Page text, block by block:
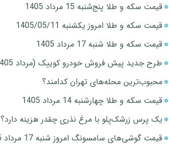
قیمت سکه و طلا پنج‌شنبه 15 مرداد 1405
قیمت سکه و طلا امروز یکشنبه 1405/05/11
قیمت سکه و طلا شنبه 17 مرداد 1405
طرح جدید پیش فروش خودرو کوییک (مرداد 1405)
محبوب‌ترین محله‌های تهران کدامند؟
قیمت سکه و طلا چهارشنبه 14 مرداد 1405
یک پرس زرشک‌پلو با مرغ نذری چقدر هزینه دارد؟
قیمت گوشی‌های سامسونگ امروز شنبه 17 مرداد 1405